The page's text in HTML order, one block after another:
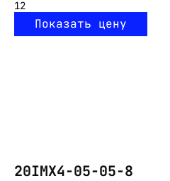
12
Показать цену
20IMX4-05-05-8